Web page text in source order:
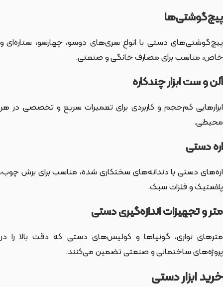
پیچ‌گوشتی‌ها
پیچ‌گوشتی‌های دستی با انواع سری‌های دوسو، چهارسو، ستاره‌ای و
خاص، مناسب برای مصارف خانگی و صنعتی.
آلن و ست ابزار چندکاره
ابزارهایی کم‌حجم و کاربردی برای تعمیرات سریع و تخصصی در هر
محیطی.
اره دستی
اره‌های دستی با دندانه‌های سختکاری شده، مناسب برای برش چوب،
پلاستیک و فلزات سبک.
متر و تجهیزات اندازه‌گیری دستی
مترهای نواری، گونیاها و کولیس‌های دستی که دقت بالا را در
پروژه‌های ساختمانی و صنعتی تضمین می‌کنند.
خرید ابزار دستی